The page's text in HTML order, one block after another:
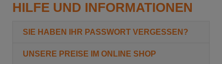
HILFE UND INFORMATIONEN
SIE HABEN IHR PASSWORT VERGESSEN?
UNSERE PREISE IM ONLINE SHOP